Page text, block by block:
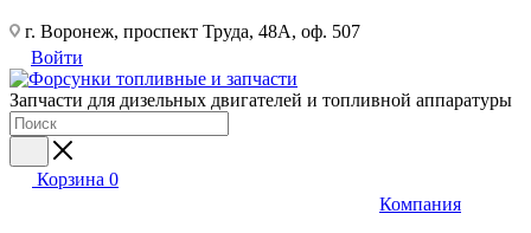
г. Воронеж, проспект Труда, 48А, оф. 507
Войти
Запчасти для дизельных двигателей и топливной аппаратуры
Корзина 0
Компания